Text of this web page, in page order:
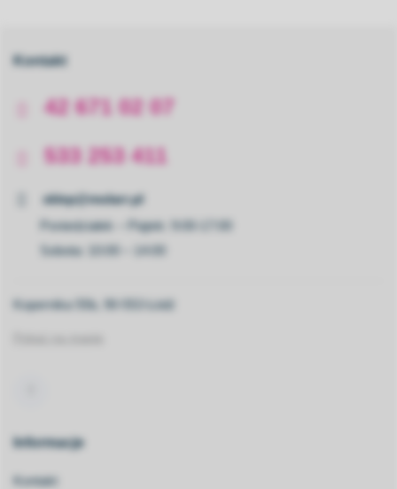
Kontakt
42 671 02 07
533 253 411
sklep@molarr.pl
Poniedziałek – Piątek: 9:00-17:00
Sobota: 10:00 – 14:00
Kopernika 55b, 90-553 Łódź
Informacje
Kontakt